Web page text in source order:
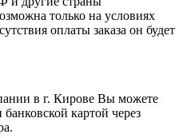
только на условиях
оплаты заказа он будет
в г. Кирове Вы можете
картой через